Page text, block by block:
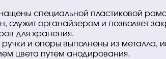
специальной пластиковой
служит органайзером и позволяет
для хранения.
ручки и опоры выполнены из
цвета путем анодирования.